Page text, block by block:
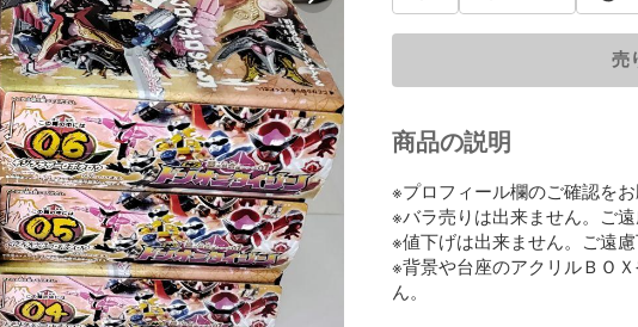
売
商品の説明
※プロフィール欄のご確認をお
※バラ売りは出来ません。ご遠
※値下げは出来ません。ご遠慮
※背景や台座のアクリルＢＯ
ん。